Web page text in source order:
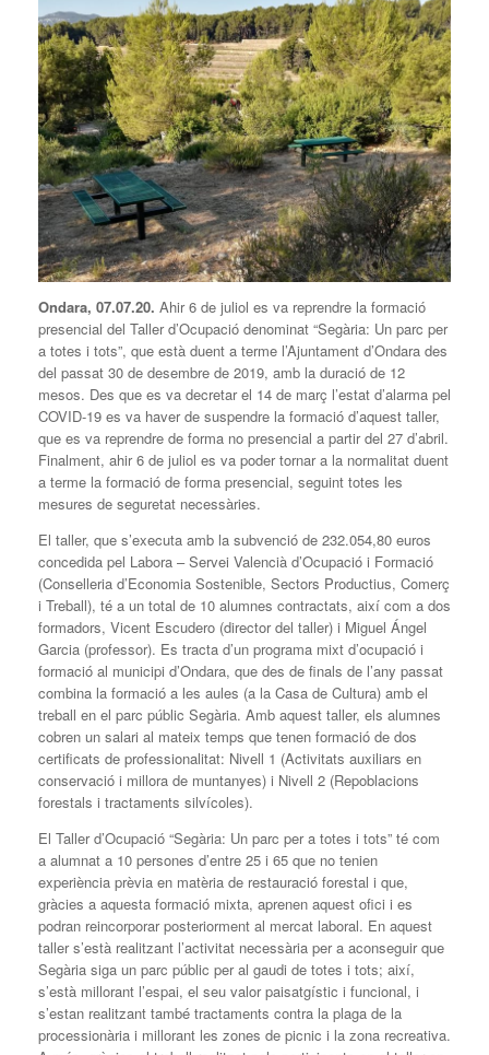
Ondara, 07.07.20. Ahir 6 de juliol es va reprendre la formació
presencial del Taller d’Ocupació denominat “Segària: Un parc per
a totes i tots”, que està duent a terme l’Ajuntament d’Ondara des
del passat 30 de desembre de 2019, amb la duració de 12
mesos. Des que es va decretar el 14 de març l’estat d’alarma pel
COVID-19 es va haver de suspendre la formació d’aquest taller,
que es va reprendre de forma no presencial a partir del 27 d’abril.
Finalment, ahir 6 de juliol es va poder tornar a la normalitat duent
a terme la formació de forma presencial, seguint totes les
mesures de seguretat necessàries.
El taller, que s’executa amb la subvenció de 232.054,80 euros
concedida pel Labora – Servei Valencià d’Ocupació i Formació
(Conselleria d’Economia Sostenible, Sectors Productius, Comerç
i Treball), té a un total de 10 alumnes contractats, així com a dos
formadors, Vicent Escudero (director del taller) i Miguel Ángel
Garcia (professor). Es tracta d’un programa mixt d’ocupació i
formació al municipi d’Ondara, que des de finals de l’any passat
combina la formació a les aules (a la Casa de Cultura) amb el
treball en el parc públic Segària. Amb aquest taller, els alumnes
cobren un salari al mateix temps que tenen formació de dos
certificats de professionalitat: Nivell 1 (Activitats auxiliars en
conservació i millora de muntanyes) i Nivell 2 (Repoblacions
forestals i tractaments silvícoles).
El Taller d’Ocupació “Segària: Un parc per a totes i tots” té com
a alumnat a 10 persones d’entre 25 i 65 que no tenien
experiència prèvia en matèria de restauració forestal i que,
gràcies a aquesta formació mixta, aprenen aquest ofici i es
podran reincorporar posteriorment al mercat laboral. En aquest
taller s’està realitzant l’activitat necessària per a aconseguir que
Segària siga un parc públic per al gaudi de totes i tots; així,
s’està millorant l’espai, el seu valor paisatgístic i funcional, i
s’estan realitzant també tractaments contra la plaga de la
processionària i millorant les zones de picnic i la zona recreativa.